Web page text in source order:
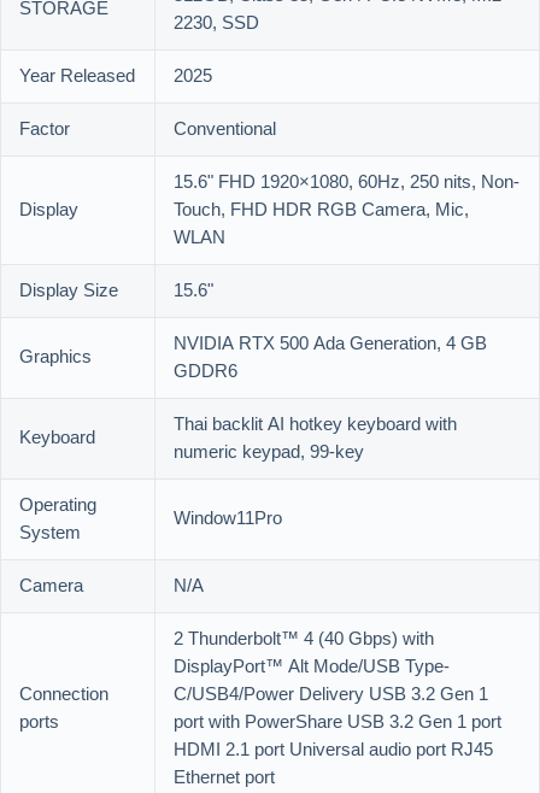
STORAGE
2230, SSD
Year Released
2025
Factor
Conventional
Display
15.6" FHD 1920×1080, 60Hz, 250 nits, Non-
Touch, FHD HDR RGB Camera, Mic,
WLAN
Display Size
15.6"
Graphics
NVIDIA RTX 500 Ada Generation, 4 GB
GDDR6
Keyboard
Thai backlit AI hotkey keyboard with
numeric keypad, 99-key
Operating
System
Window11Pro
Camera N/A
Connection
ports
2 Thunderbolt™ 4 (40 Gbps) with
DisplayPort™ Alt Mode/USB Type-
C/USB4/Power Delivery USB 3.2 Gen 1
port with PowerShare USB 3.2 Gen 1 port
HDMI 2.1 port Universal audio port RJ45
Ethernet port